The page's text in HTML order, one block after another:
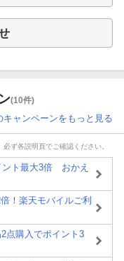
(10件)
キャンペーンをもっと見る
ず各説明頁でご確認ください。
ント最大3倍 おかえ
！楽天モバイルご利
点購入でポイント3